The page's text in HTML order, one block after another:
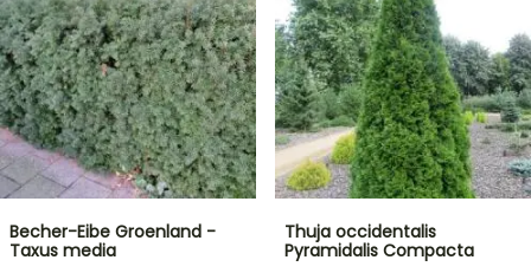
Becher-Eibe Groenland -
Taxus media
Thuja occidentalis
Pyramidalis Compacta